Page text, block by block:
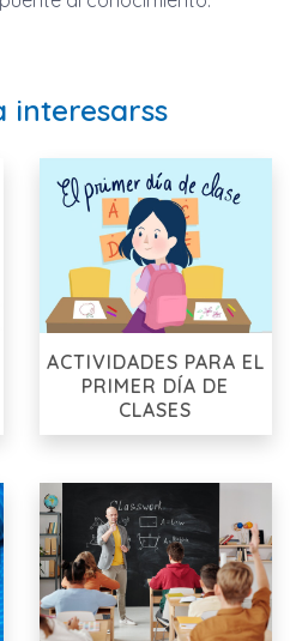
interesarss
ACTIVIDADES PARA EL
PRIMER DÍA DE
CLASES